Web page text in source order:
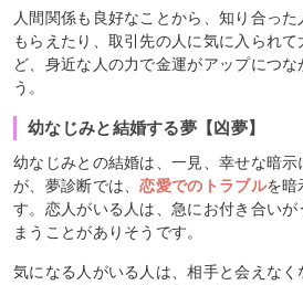
人間関係も良好なことから、知り合っ
もらえたり、取引先の人に気に入られ
ど、身近な人の力で金運がアップにつな
う。
幼なじみと結婚する夢【凶夢】
幼なじみとの結婚は、一見、幸せな暗
が、夢診断では、恋愛でのトラブルを暗
す。恋人がいる人は、急にお付き合いが
まうことがありそうです。
気になる人がいる人は、相手と会えな